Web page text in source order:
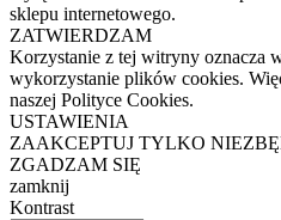
sklepu internetowego.
ZATWIERDZAM
Korzystanie z tej witryny oznacza
wykorzystanie plików cookies.
naszej Polityce Cookies.
USTAWIENIA
ZAAKCEPTUJ TYLKO
ZGADZAM SIĘ
zamknij
Kontrast